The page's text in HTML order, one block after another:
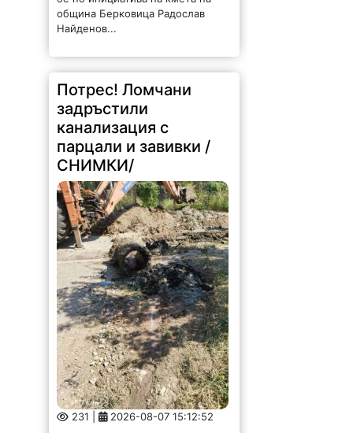
община Берковица Радослав
Найденов...
Потрес! Ломчани
задръстили
канализация с
парцали и завивки /
СНИМКИ/
231 | 2026-08-07 15:12:52